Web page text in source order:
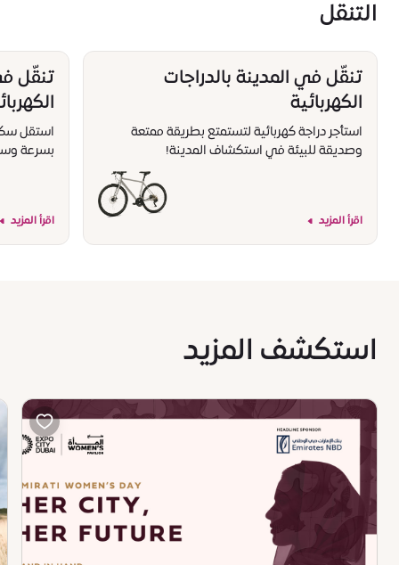
التنقل
تنقّل في المدينة بالدراجات
الكهربائية
استأجر دراجة كهربائية لتستمتع بطريقة ممتعة
وصديقة للبيئة في استكشاف المدينة!
اقرأ المزيد
تنقّل
استقل
بسرعة
اقرأ المزيد
استكشف المزيد